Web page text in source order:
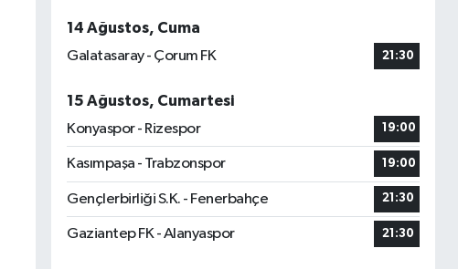
14 Ağustos, Cuma
Galatasaray - Çorum FK
21:30
15 Ağustos, Cumartesi
Konyaspor - Rizespor
19:00
Kasımpaşa - Trabzonspor 19:00
Gençlerbirliği S.K. - Fenerbahçe 21:30
Gaziantep FK - Alanyaspor 21:30